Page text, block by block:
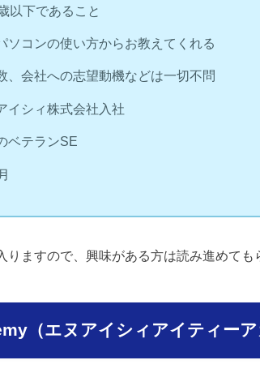
以下であること
ソコンの使い方からお教えてくれる
、会社への志望動機などは一切不問
イシィ株式会社入社
ベテランSE
りますので、興味がある方は読み進めても
（エヌアイシィアイティー